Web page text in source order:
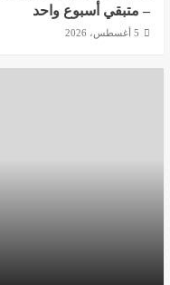
– متبقي أسبوع واحد
5 أغسطس، 2026